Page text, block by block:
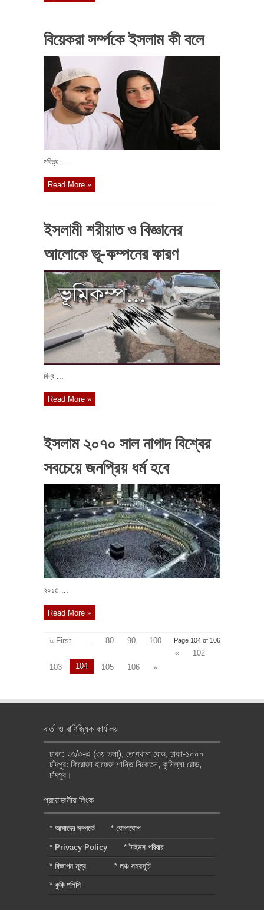
বিয়েকরা সর্ম্পকে ইসলাম কী বলে
পবিত্র ...
Read More »
ইসলামী শরীয়াত ও বিজ্ঞানের
আলোকে ভূ-কম্পনের কারণ
বিশ্ব ...
Read More »
ইসলাম ২০৭০ সাল নাগাদ বিশ্বের
সবচেয়ে জনপ্রিয় ধর্ম হবে
২০১৫ ...
Read More »
Page 104 of 106
« First 80 90
100
«
102
103
104 105 106 »
বার্তা ও বাণিজ্যিক কার্যালয়
ঢাকা: ২৩/৩-এ (৩য় তলা), তোপখানা রোড, ঢাকা-১০০০
চাঁদপুর: ফিরোজা হাফেজ শান্তি নিকেতন, কুমিল্লা রোড,
চাঁদপুর।
প্রয়োজনীয় লিংক
* আমাদের সম্পর্কে * যোগাযোগ
* Privacy Policy *টাইমস পরিবার
* বিজ্ঞাপন মূল্য * লঞ্চ সময়সূচি
* কুকি পলিসি